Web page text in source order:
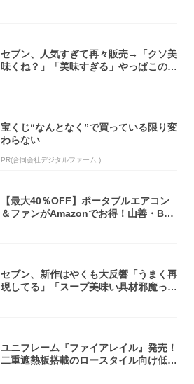
セブン、人気すぎて再々販売→「クソ美
味くね？」「美味すぎる」やっぱこのク
宝くじ“なんとなく”で買っている限り変
わらない
PR(合同会社デジタルファーム )
【最大40％OFF】ポータブルエアコン
＆ファンがAmazonでお得！山善・Bo
セブン、新作はやくも大反響「うまく再
現してる」「スープ美味い具材邪魔って
ユニフレーム『ファイアレイル』発売！
二重遮熱板搭載のロースタイル向け低型